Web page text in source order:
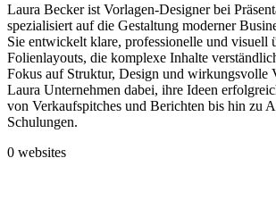
Laura Becker ist Vorlagen-Designer bei
spezialisiert auf die Gestaltung moderner
Sie entwickelt klare, professionelle und visuell
Folienlayouts, die komplexe Inhalte
Fokus auf Struktur, Design und wirkungsvolle
Laura Unternehmen dabei, ihre Ideen
von Verkaufspitches und Berichten bis hin zu
Schulungen.
0 websites